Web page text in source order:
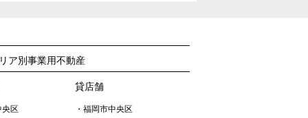
ア別事業用不動産
央区
貸店舗
・福岡市中央区